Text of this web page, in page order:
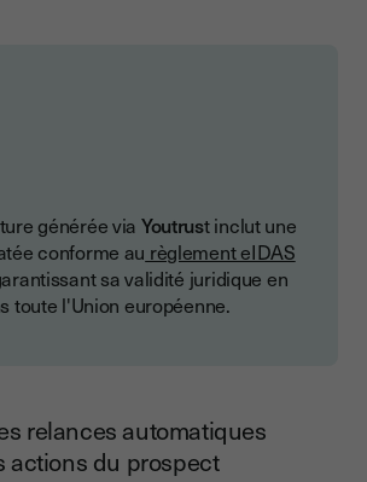
générée via Youtrust inclut une
conforme au règlement eIDAS
sa validité juridique en
toute l'Union européenne.
relances automatiques
actions du prospect